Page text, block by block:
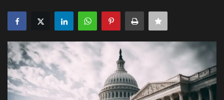
Política
Justiça
Brasil